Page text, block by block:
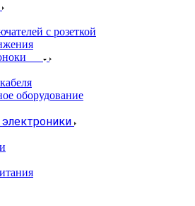
с розеткой
оборудование